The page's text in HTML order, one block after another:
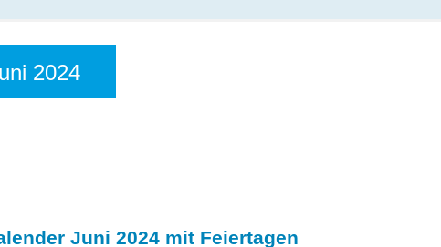
2024
Juni 2024 mit Feiertagen